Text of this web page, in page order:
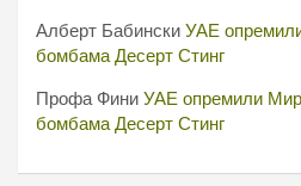
Алберт Бабински УАЕ
бомбама Десерт Стинг
Профа Фини УАЕ опремили
бомбама Десерт Стинг